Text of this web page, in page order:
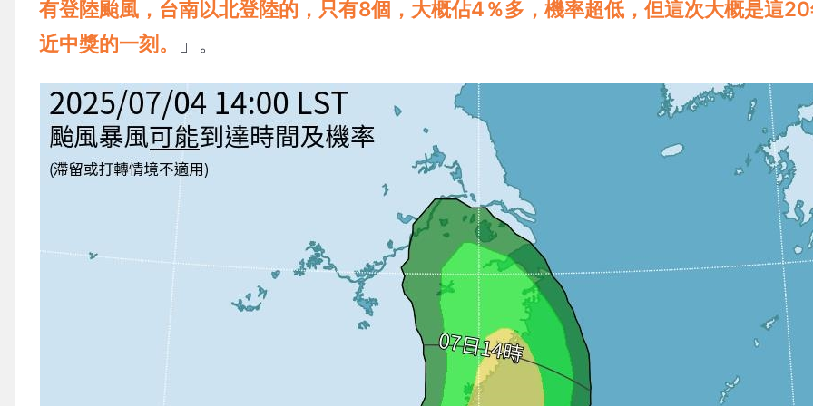
有登陸颱風，台南以北登陸的，只有8個，大概佔4％多，機率超低，但這次大概是這
近中獎的一刻。
」。